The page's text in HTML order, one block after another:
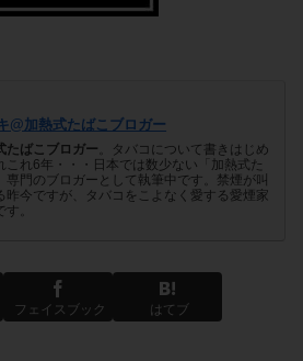
@加熱式たばこブロガー
たばこブロガー 。タバコについて書きはじめ
これ6年・・・日本では数少ない「加熱式た
専門のブロガーとして執筆中です。禁煙が叫
昨今ですが、タバコをこよなく愛する愛煙家
す。
フェイスブック はてブ